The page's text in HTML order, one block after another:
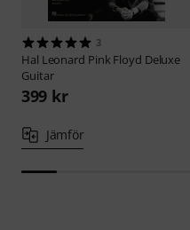
3
Hal Leonard Pink Floyd Deluxe
Guitar
399 kr
Jämför